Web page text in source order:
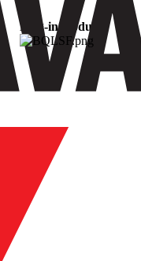
Plug-in modules